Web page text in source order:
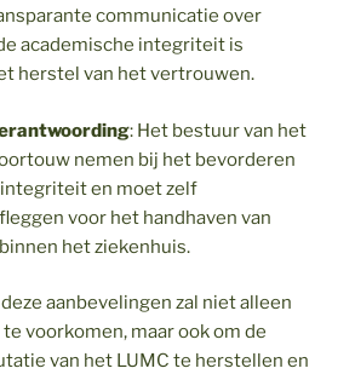
communicatie over
academische integriteit is
herstel van het vertrouwen.
: Het bestuur van het
nemen bij het bevorderen
en moet zelf
voor het handhaven van
het ziekenhuis.
aanbevelingen zal niet alleen
voorkomen, maar ook om de
van het LUMC te herstellen en